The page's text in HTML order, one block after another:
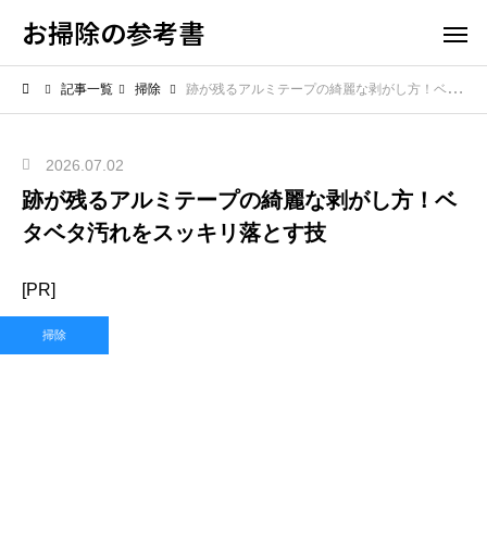
お掃除の参考書
記事一覧 掃除 跡が残るアルミテープの綺麗な剥がし方！ベタベタ汚れをスッキリ落とす技
2026.07.02
跡が残るアルミテープの綺麗な剥がし方！ベ
タベタ汚れをスッキリ落とす技
[PR]
掃除